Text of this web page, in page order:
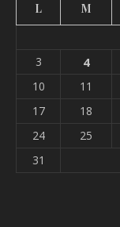
L M
3
4
10
11
17
18
24
25
31